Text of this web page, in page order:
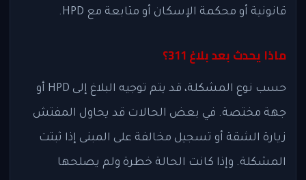
قانونية أو محكمة الإسكان أو متابعة مع HPD.
ماذا يحدث بعد بلاغ 311؟
حسب نوع المشكلة، قد يتم توجيه البلاغ إلى HPD أو
جهة مختصة. في بعض الحالات قد يحاول المفتش
زيارة الشقة أو تسجيل مخالفة على المبنى إذا ثبتت
المشكلة. وإذا كانت الحالة خطرة ولم يصلحها